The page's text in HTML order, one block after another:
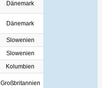
Dänemark
Dänemark
Slowenien
Slowenien
Kolumbien
Großbritannien